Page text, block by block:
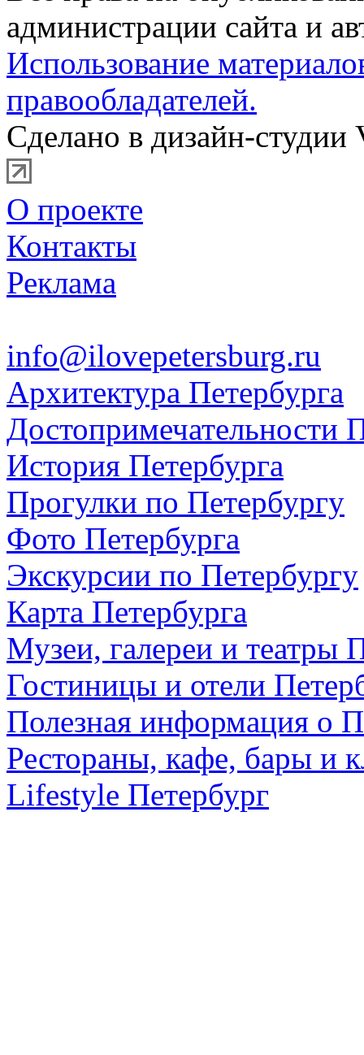
администрации сайта и
Использование
правообладателей.
Сделано в дизайн-студии
О проекте
Контакты
Реклама
info@ilovepetersburg.ru
Архитектура Петербурга
Достопримечательности
История Петербурга
Прогулки по Петербургу
Фото Петербурга
Экскурсии по Петербургу
Карта Петербурга
Музеи, галереи и театры
Гостиницы и отели
Полезная информация о
Рестораны, кафе, бары и
Lifestyle Петербург